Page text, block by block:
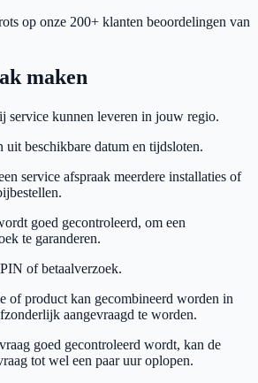
op onze 200+ klanten beoordelingen van
maken
service kunnen leveren in jouw regio.
uit beschikbare datum en tijdsloten.
service afspraak meerdere installaties of
goed gecontroleerd, om een
te garanderen.
of betaalverzoek.
of product kan gecombineerd worden in
aangevraagd te worden.
goed gecontroleerd wordt, kan de
tot wel een paar uur oplopen.